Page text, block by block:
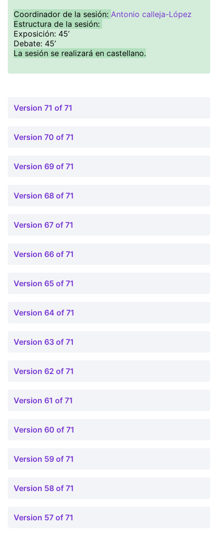
Coordinador de la sesión: Antonio calleja-López
Estructura de la sesión:
Exposición: 45’
Debate: 45’
La sesión se real izará en castellano.
Version 71 of 71
Version 70 of 71
Version 69 of 71
Version 68 of 71
Version 67 of 71
Version 66 of 71
Version 65 of 71
Version 64 of 71
Version 63 of 71
Version 62 of 71
Version 61 of 71
Version 60 of 71
Version 59 of 71
Version 58 of 71
Version 57 of 71